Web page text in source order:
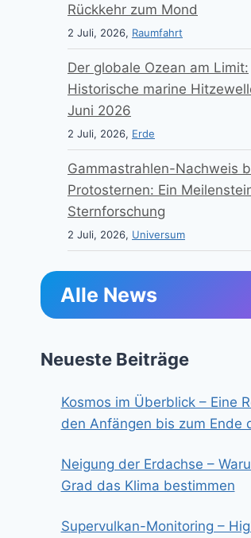
Rückkehr zum Mond
2 Juli, 2026, Raumfahrt
Der globale Ozean am Limit:
Historische marine
Juni 2026
2 Juli, 2026, Erde
Gammastrahlen-Nachweis
Protosternen: Ein
Sternforschung
2 Juli, 2026, Universum
Alle News
Neueste Beiträge
Kosmos im Überblick – Eine
den Anfängen bis zum Ende
Neigung der Erdachse –
Grad das Klima bestimmen
Supervulkan-Monitoring –